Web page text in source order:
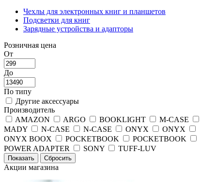
Чехлы для электронных книг и планшетов
Подсветки для книг
Зарядные устройства и адапторы
Розничная цена
От
До
По типу
Другие аксессуары
Производитель
AMAZON
ARGO BOOKLIGHT
M-CASE
MADY
N-CASE N-CASE ONYX
ONYX
ONYX BOOX
POCKETBOOK
POCKETBOOK
POWER ADAPTER
SONY TUFF-LUV
Акции магазина